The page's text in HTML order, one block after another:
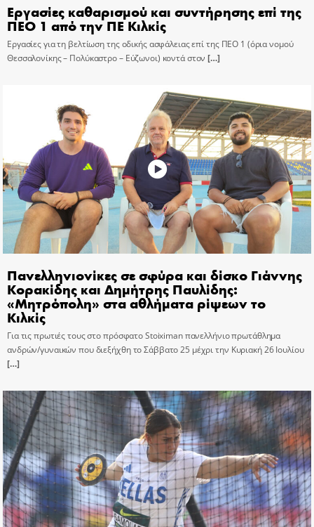
Εργασίες καθαρισμού και συντήρησης επί της
ΠΕΟ 1 από την ΠΕ Κιλκίς
Εργασίες για τη βελτίωση της οδικής ασφάλειας επί της ΠΕΟ 1 (όρια νομού
Θεσσαλονίκης – Πολύκαστρο – Εύζωνοι) κοντά στον […]
Πανελληνιονίκες σε σφύρα και δίσκο Γιάννης
Κορακίδης και Δημήτρης Παυλίδης:
«Μητρόπολη» στα αθλήματα ρίψεων το
Κιλκίς
Για τις πρωτιές τους στο πρόσφατο Stoiximan πανελλήνιο πρωτάθλημα
ανδρών/γυναικών που διεξήχθη το Σάββατο 25 μέχρι την Κυριακή 26 Ιουλίου
[…]